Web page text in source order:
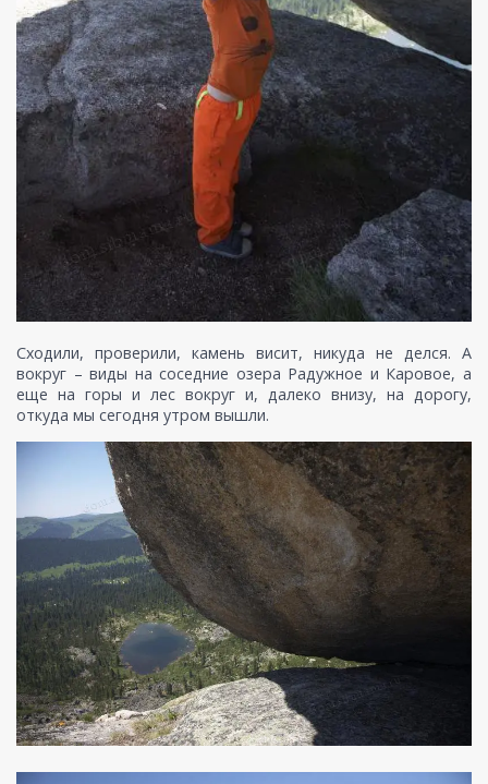
Сходили, проверили, камень висит, никуда не делся. А
вокруг – виды на соседние озера Радужное и Каровое, а
еще на горы и лес вокруг и, далеко внизу, на дорогу,
откуда мы сегодня утром вышли.